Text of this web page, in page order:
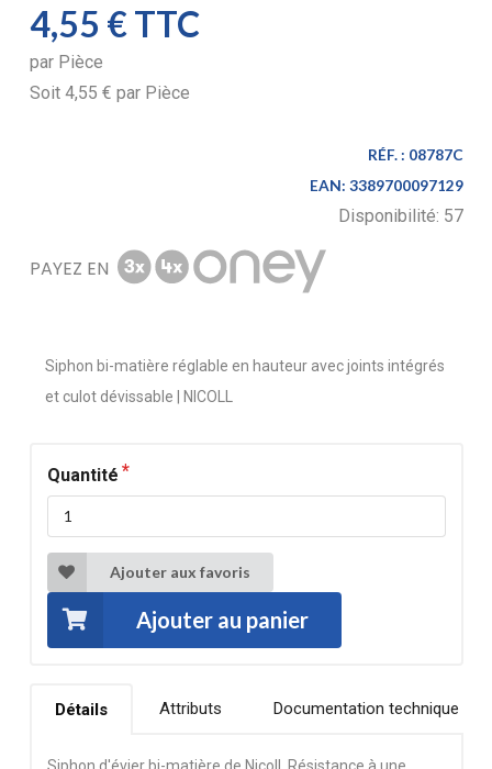
4,55 €TTC
par Pièce
Soit 4,55 € par Pièce
RÉF. : 08787C
EAN: 3389700097129
Disponibilité: 57
PAYEZ EN
Siphon bi-matière réglable en hauteur avec joints intégrés
et culot dévissable | NICOLL
Quantité
Ajouter aux favoris
Ajouter au panier
Détails Attributs Documentation technique